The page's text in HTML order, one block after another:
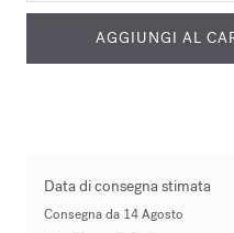
AGGIUNGI AL
Data di consegna stimata
Consegna da 14 Agosto